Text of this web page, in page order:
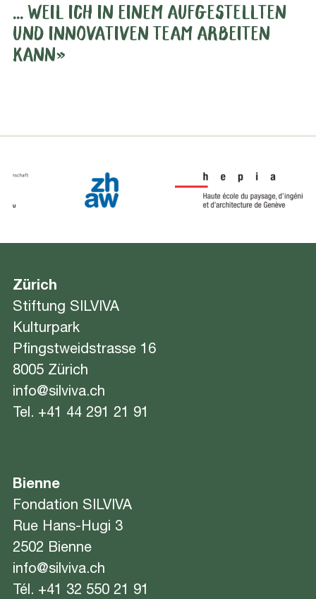
... WEIL ICH IN EINEM AUFGESTELLTEN
UND INNOVATIVEN TEAM ARBEITEN
KANN»
Zürich
Stiftung SILVIVA
Kulturpark
Pfingstweidstrasse 16
8005 Zürich
info@silviva.ch
Tel. +41 44 291 21 91
Bienne
Fondation SILVIVA
Rue Hans-Hugi 3
2502 Bienne
info@silviva.ch
Tél. +41 32 550 21 91